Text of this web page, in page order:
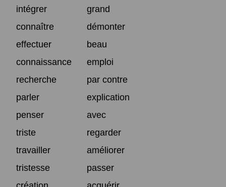
intégrer
grand
connaître
démonter
effectuer
beau
connaissance
emploi
recherche
par contre
parler
explication
penser
avec
triste
regarder
travailler
améliorer
tristesse
passer